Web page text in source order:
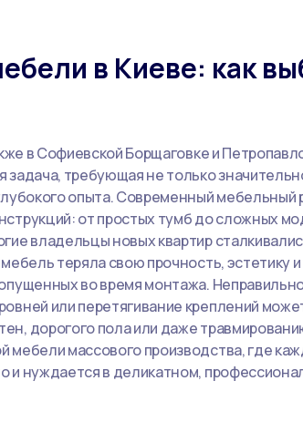
в Киеве: как
в Софиевской Борщаговке и
требующая не только
опыта. Современный мебельный
от простых тумб до сложных
владельцы новых квартир
теряла свою прочность, эстетику
во время монтажа.
или перетягивание креплений
дорогого пола или даже
мебели массового производства, где
и нуждается в деликатном,